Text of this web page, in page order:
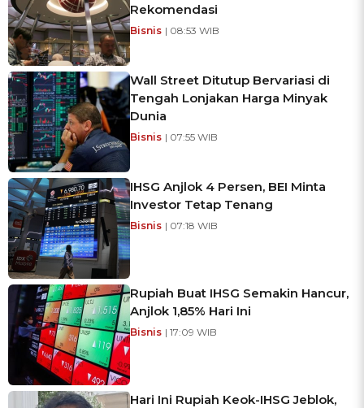
Rekomendasi
Bisnis | 08:53 WIB
Wall Street Ditutup Bervariasi di
Tengah Lonjakan Harga Minyak
Dunia
Bisnis | 07:55 WIB
IHSG Anjlok 4 Persen, BEI Minta
Investor Tetap Tenang
Bisnis | 07:18 WIB
Rupiah Buat IHSG Semakin Hancur,
Anjlok 1,85% Hari Ini
Bisnis | 17:09 WIB
Hari Ini Rupiah Keok-IHSG Jeblok,